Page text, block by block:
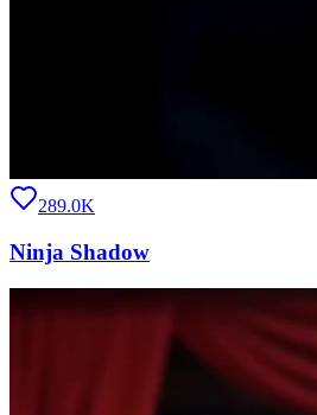
289.0K
Ninja Shadow